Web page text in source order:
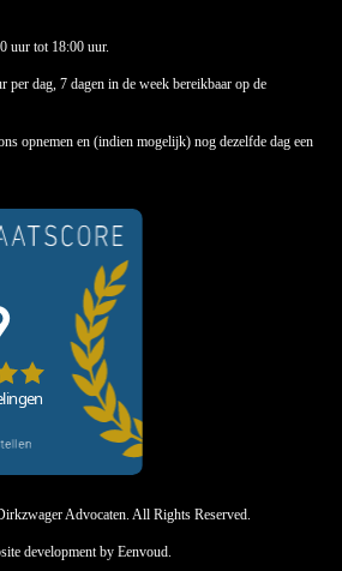
uur tot 18:00 uur.
dag, 7 dagen in de week bereikbaar op de
opnemen en (indien mogelijk) nog dezelfde dag een
Advocaten. All Rights Reserved.
developmentby Eenvoud.